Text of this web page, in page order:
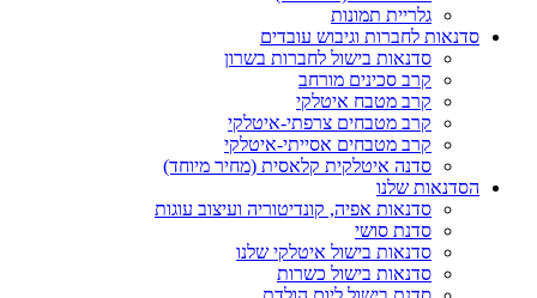
גלריית תמונות
סדנאות לחברות וגיבוש עובדים
סדנאות בישול לחברות בשרון
קרב סכינים מורחב
קרב מטבח איטלקי
קרב מטבחים צרפתי-איטלקי
קרב מטבחים אסייתי-איטלקי
סדנה איטלקית קלאסית (מחיר מיוחד)
הסדנאות שלנו
סדנאות אפיה, קונדיטוריה ועיצוב עוגות
סדנת סושי
סדנאות בישול איטלקי שלנו
סדנאות בישול כשרות